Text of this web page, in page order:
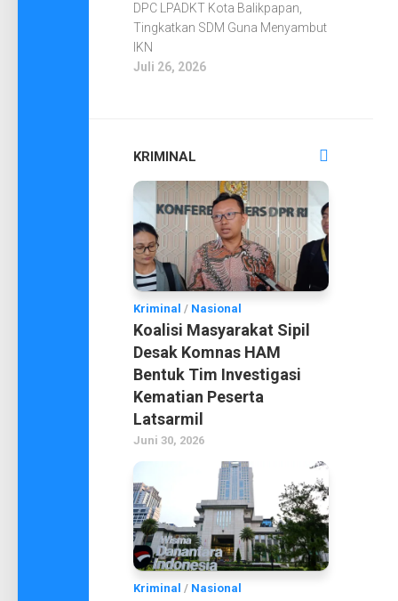
DPC LPADKT Kota Balikpapan,
Tingkatkan SDM Guna Menyambut
IKN
Juli 26, 2026
KRIMINAL
Kriminal / Nasional
Koalisi Masyarakat Sipil
Desak Komnas HAM
Bentuk Tim Investigasi
Kematian Peserta
Latsarmil
Juni 30, 2026
Kriminal / Nasional